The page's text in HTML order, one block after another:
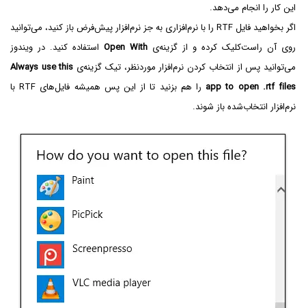
این کار را انجام می‌دهد.
اگر بخواهید فایل RTF‌ را با نرم‌افزاری به جز نرم‌افزار پیش‌فرض باز کنید، می‌توانید
روی آن راست‌کلیک کرده و از گزینه‌ی Open With استفاده کنید. در ویندوز
می‌توانید پس از انتخاب کردن نرم‌افزار موردنظر، تیک گزینه‌ی Always use this
app to open .rtf files
را هم بزنید تا از این پس همیشه فایل‌های RTF‌ با
نرم‌افزار انتخاب‌شده باز شوند.